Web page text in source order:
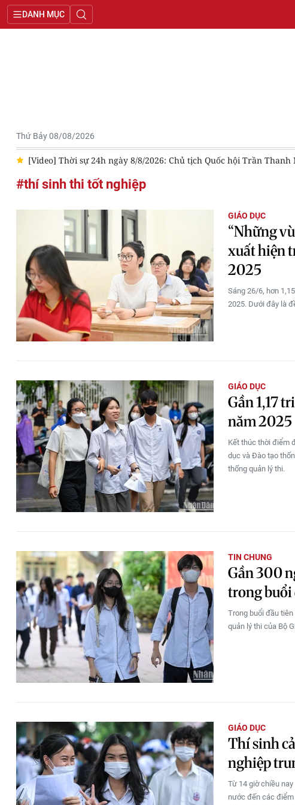
DANH MỤC
Thứ Bảy 08/08/2026
[Video] Thời sự 24h ngày 8/8/2026: Chủ tịch Quốc hội Trần
#thí sinh thi tốt nghiệp
GIÁO DỤC
“Những
xuất hiện
2025
Sáng 26/6, hơn
2025. Dưới đây là
GIÁO DỤC
Gần 1,17
năm 2025
Kết thúc thời điểm
dục và Đào tạo
thống quản lý thi.
TIN CHUNG
Gần 300
trong buổi
Trong buổi đầu
quản lý thi của Bộ
GIÁO DỤC
Thí sinh
nghiệp
Từ 14 giờ chiều
nước đến các điểm